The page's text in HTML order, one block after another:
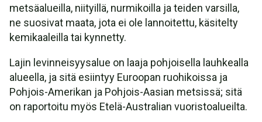
metsäalueilla, niityillä, nurmikoilla ja teiden varsilla,
ne suosivat maata, jota ei ole lannoitettu, käsitelty
kemikaaleilla tai kynnetty.
Lajin levinneisyysalue on laaja pohjoisella lauhkealla
alueella, ja sitä esiintyy Euroopan ruohikoissa ja
Pohjois-Amerikan ja Pohjois-Aasian metsissä; sitä
on raportoitu myös Etelä-Australian vuoristoalueilta.